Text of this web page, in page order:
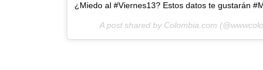
¿Miedo al #Viernes13? Estos datos te gustarán
A post shared by Colombia.com